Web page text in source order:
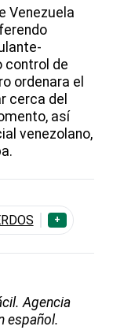
Venezuela
control de
ordenara el
cerca del
así
venezolano,
+
Agencia
español.